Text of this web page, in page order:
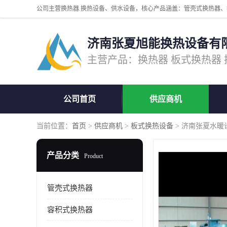
济南张夏旭能换热设备有
公司首页 供应商机
当前位置： 首页 > 供应商机 > 板式换热设备 > 济南张夏水暖
产品分类 Product
管壳式换热器
容积式换热器